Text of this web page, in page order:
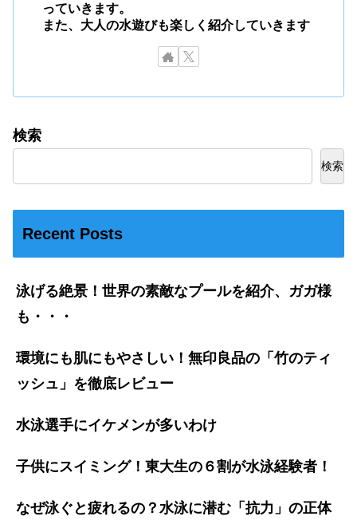
っていきます。
また、大人の水遊びも楽しく紹介していきます
検索
検索
Recent Posts
泳げる絶景！世界の素敵なプールを紹介、ガガ様
も・・・
環境にも肌にもやさしい！無印良品の「竹のティ
ッシュ」を徹底レビュー
水泳選手にイケメンが多いわけ
子供にスイミング！東大生の６割が水泳経験者！
なぜ泳ぐと疲れるの？水泳に潜む「抗力」の正体